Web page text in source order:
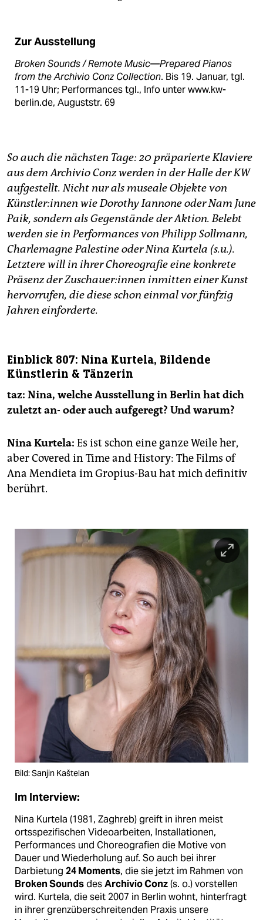
Zur Ausstellung
Broken Sounds / Remote Music—Prepared Pianos
from the Archivio Conz Collection. Bis 19. Januar, tgl.
11-19 Uhr; Performances tgl., Info unter www.kw-
berlin.de, Auguststr. 69
So auch die nächsten Tage: 20 präparierte Klaviere
aus dem Archivio Conz werden in der Halle der KW
aufgestellt. Nicht nur als museale Objekte von
Künstler:innen wie Dorothy Iannone oder Nam June
Paik, sondern als Gegenstände der Aktion. Belebt
werden sie in Performances von Philipp Sollmann,
Charlemagne Palestine oder Nina Kurtela (s.u.).
Letztere will in ihrer Choreografie eine konkrete
Präsenz der Zuschauer:innen inmitten einer Kunst
hervorrufen, die diese schon einmal vor fünfzig
Jahren einforderte.
Einblick 807: Nina Kurtela, Bildende
Künstlerin & Tänzerin
taz: Nina, welche Ausstellung in Berlin hat dich
zuletzt an- oder auch aufgeregt? Und warum?
Nina Kurtela: Es ist schon eine ganze Weile her,
aber Covered in Time and History: The Films of
Ana Mendieta im Gropius-Bau hat mich definitiv
berührt.
Bild: Sanjin Kaštelan
Im Interview:
Nina Kurtela (1981, Zaghreb) greift in ihren meist
ortsspezifischen Videoarbeiten, Installationen,
Performances und Choreografien die Motive von
Dauer und Wiederholung auf. So auch bei ihrer
Darbietung 24 Moments, die sie jetzt im Rahmen von
Broken SoundsdesArchivio Conz(s. o.) vorstellen
wird. Kurtela, die seit 2007 in Berlin wohnt, hinterfragt
in ihrer grenzüberschreitenden Praxis unsere